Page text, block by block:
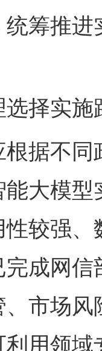
筹推
择实施
不同
大模
较强
成网
市场
用领